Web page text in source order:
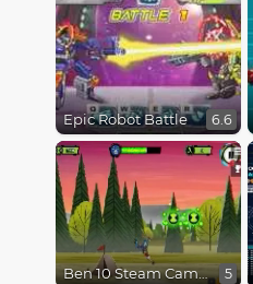
Epic Robot Battle 6.6
Ben 10 Steam Camp 5